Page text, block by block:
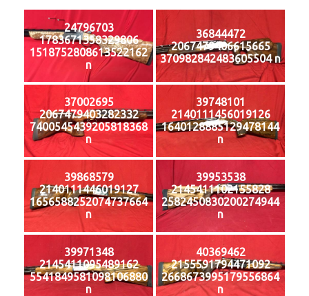
24796703
1783671358329806
1518752808613522162
n
36844472
2067479406615665
370982842483605504 n
37002695
2067479403282332
7400545439205818368
n
39748101
2140111456019126
1640128885129478144
n
39868579
2140111446019127
1656588252074737664
n
39953538
2145411102155828
2582450830200274944
n
39971348
2145411095489162
5541849581098106880
n
40369462
2155591794471092
2668673995179556864
n